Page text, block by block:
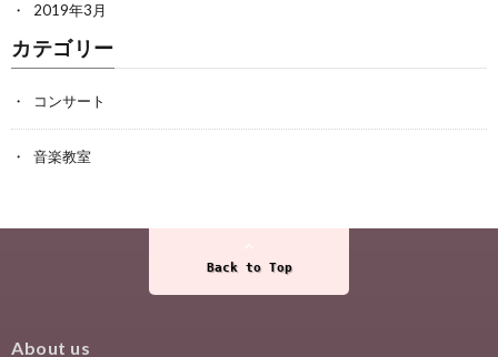
2019年3月
カテゴリー
コンサート
音楽教室
Back to Top
About us